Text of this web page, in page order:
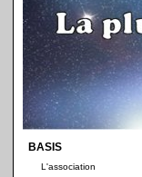
BASIS
L'association